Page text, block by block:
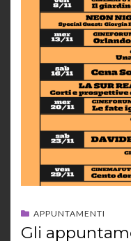
APPUNTAMENTI
Gli